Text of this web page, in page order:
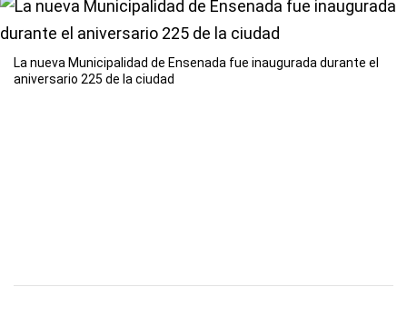
La nueva Municipalidad de Ensenada fue inaugurada durante el
aniversario 225 de la ciudad